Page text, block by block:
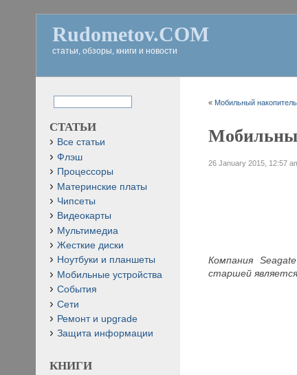
Rudometov.COM
статьи, обзоры, книги и новости
« Мобильный
26 January 2015, 12:57
Компания
старшей
СТАТЬИ
Все статьи
Флэш
Процессоры
Материнские платы
Чипсеты
Видеокарты
Мультимедиа
Жесткие диски
Ноутбуки и планшеты
Мобильные устройства
События
Сети
Ремонт и upgrade
Защита информации
КНИГИ